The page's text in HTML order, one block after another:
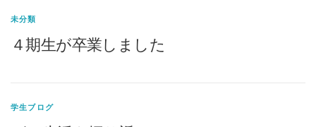
未分類
４期生が卒業しました
学生ブログ